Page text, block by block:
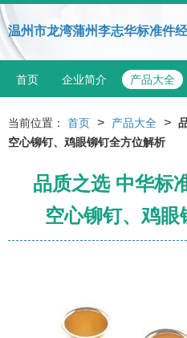
温州市龙湾蒲州李志华标准件
首页 企业简介 产品大全
当前位置： 首页 > 产品大全 >
空心铆钉、鸡眼铆钉全方位解析
品质之选 中华标
空心铆钉、鸡